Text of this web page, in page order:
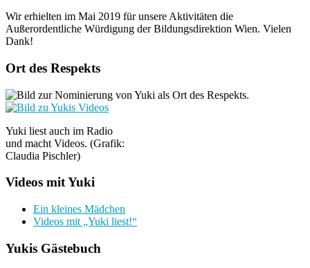
Wir erhielten im Mai 2019 für unsere Aktivitäten die
Außerordentliche Würdigung der Bildungsdirektion Wien. Vielen
Dank!
Ort des Respekts
Yuki liest auch im Radio
und macht Videos. (Grafik:
Claudia Pischler)
Videos mit Yuki
Ein kleines Mädchen
Videos mit „Yuki liest!“
Yukis Gästebuch